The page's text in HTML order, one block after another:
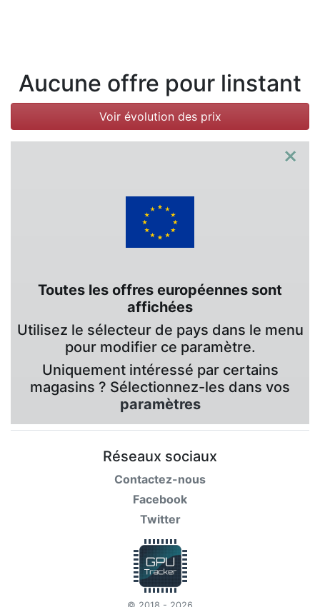
Aucune offre pour linstant
Voir évolution des prix
×
Toutes les offres européennes sont
affichées
Utilisez le sélecteur de pays dans le menu
pour modifier ce paramètre.
Uniquement intéressé par certains
magasins ? Sélectionnez-les dans vos
paramètres
Réseaux sociaux
Contactez-nous
Facebook
Twitter